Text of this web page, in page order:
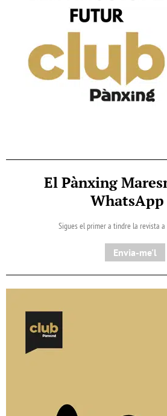
El Pànxing
WhatsApp
Sigues el primer a tindre la revista a
Envia-me'l